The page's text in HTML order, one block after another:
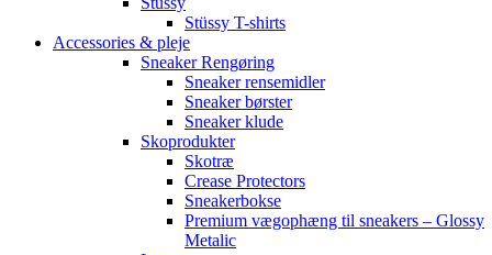
Stüssy T-shirts
Accessories & pleje
Sneaker Rengøring
Sneaker rensemidler
Sneaker børster
Sneaker klude
Skoprodukter
Skotræ
Crease Protectors
Sneakerbokse
Premium vægophæng til sneakers – Glossy
Metalic